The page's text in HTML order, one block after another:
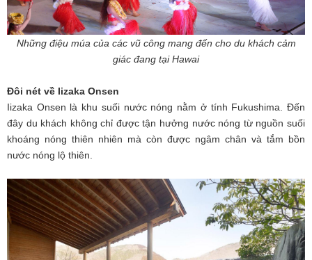
Những điệu múa của các vũ công mang đến cho du khách cảm
giác đang tại Hawai
Đôi nét về Iizaka Onsen
Iizaka Onsen là khu suối nước nóng nằm ở tính Fukushima. Đến
đây du khách không chỉ được tận hưởng nước nóng từ nguồn suối
khoáng nóng thiên nhiên mà còn được ngâm chân và tắm bồn
nước nóng lộ thiên.